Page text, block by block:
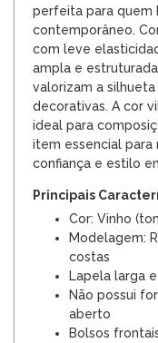
perfeita para quem
contemporâneo.
com leve
ampla e
valorizam a
decorativas. A cor
ideal para
item essencial para
confiança e estilo
Principais
Cor: Vinho
Modelagem:
costas
Lapela larga
Não possui
aberto
Bolsos